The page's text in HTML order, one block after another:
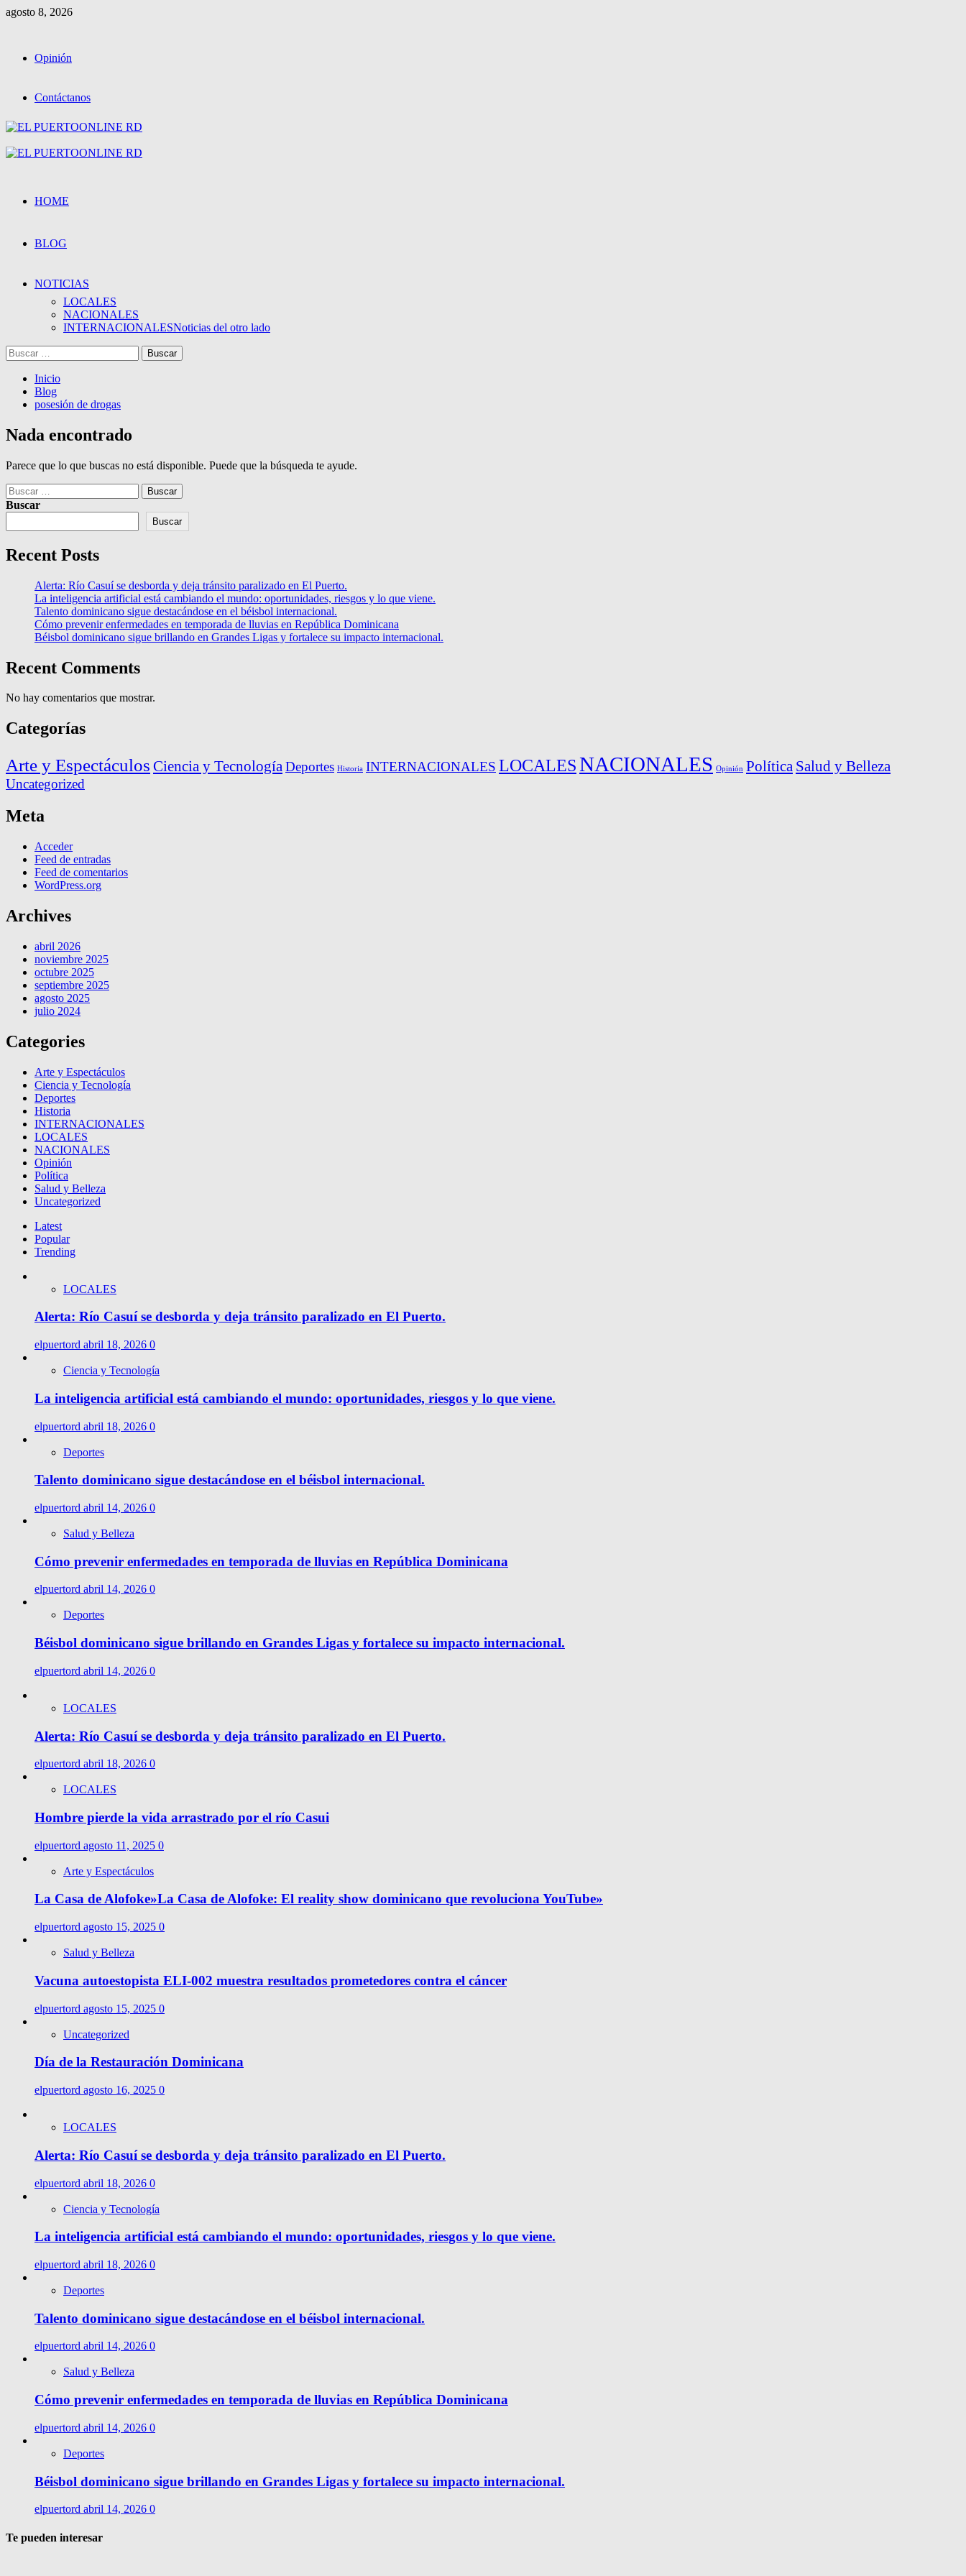
Saltar
agosto 8, 2026
Opinión
Contáctanos
Menú
HOME
BLOG
NOTICIAS
LOCALES
NACIONALES
INTERNACIONALESNoticias del otro lado
Buscar:
Inicio
Blog
posesión de drogas
Nada encontrado
Parece que lo que buscas no está disponible. Puede que la búsqueda te ayude.
Buscar:
Buscar
Buscar
Recent Posts
Alerta: Río Casuí se desborda y deja tránsito paralizado en El Puerto.
La inteligencia artificial está cambiando el mundo: oportunidades, riesgos y lo que viene.
Talento dominicano sigue destacándose en el béisbol internacional.
Cómo prevenir enfermedades en temporada de lluvias en República Dominicana
Béisbol dominicano sigue brillando en Grandes Ligas y fortalece su impacto internacional.
Recent Comments
No hay comentarios que mostrar.
Categorías
Arte y Espectáculos Ciencia y Tecnología Deportes Historia INTERNACIONALES LOCALESNACIONALES Opinión Política Salud y Belleza
Uncategorized
Meta
Acceder
Feed de entradas
Feed de comentarios
WordPress.org
Archives
abril 2026
noviembre 2025
octubre 2025
septiembre 2025
agosto 2025
julio 2024
Categories
Arte y Espectáculos
Ciencia y Tecnología
Deportes
Historia
INTERNACIONALES
LOCALES
NACIONALES
Opinión
Política
Salud y Belleza
Uncategorized
Latest
Popular
Trending
LOCALES
Alerta: Río Casuí se desborda y deja tránsito paralizado en El Puerto.
elpuertord abril 18, 2026 0
Ciencia y Tecnología
La inteligencia artificial está cambiando el mundo: oportunidades, riesgos y lo que viene.
elpuertord abril 18, 2026 0
Deportes
Talento dominicano sigue destacándose en el béisbol internacional.
elpuertord abril 14, 2026 0
Salud y Belleza
Cómo prevenir enfermedades en temporada de lluvias en República Dominicana
elpuertord abril 14, 2026 0
Deportes
Béisbol dominicano sigue brillando en Grandes Ligas y fortalece su impacto internacional.
elpuertord abril 14, 2026 0
LOCALES
Alerta: Río Casuí se desborda y deja tránsito paralizado en El Puerto.
elpuertord abril 18, 2026 0
LOCALES
Hombre pierde la vida arrastrado por el río Casui
elpuertord agosto 11, 2025 0
Arte y Espectáculos
La Casa de Alofoke»La Casa de Alofoke: El reality show dominicano que revoluciona YouTube»
elpuertord agosto 15, 2025 0
Salud y Belleza
Vacuna autoestopista ELI-002 muestra resultados prometedores contra el cáncer
elpuertord agosto 15, 2025 0
Uncategorized
Día de la Restauración Dominicana
elpuertord agosto 16, 2025 0
LOCALES
Alerta: Río Casuí se desborda y deja tránsito paralizado en El Puerto.
elpuertord abril 18, 2026 0
Ciencia y Tecnología
La inteligencia artificial está cambiando el mundo: oportunidades, riesgos y lo que viene.
elpuertord abril 18, 2026 0
Deportes
Talento dominicano sigue destacándose en el béisbol internacional.
elpuertord abril 14, 2026 0
Salud y Belleza
Cómo prevenir enfermedades en temporada de lluvias en República Dominicana
elpuertord abril 14, 2026 0
Deportes
Béisbol dominicano sigue brillando en Grandes Ligas y fortalece su impacto internacional.
elpuertord abril 14, 2026 0
Te pueden interesar